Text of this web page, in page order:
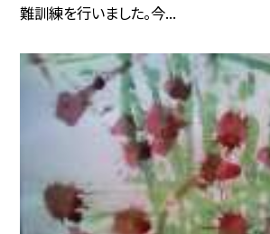
難訓練を行いました。今...